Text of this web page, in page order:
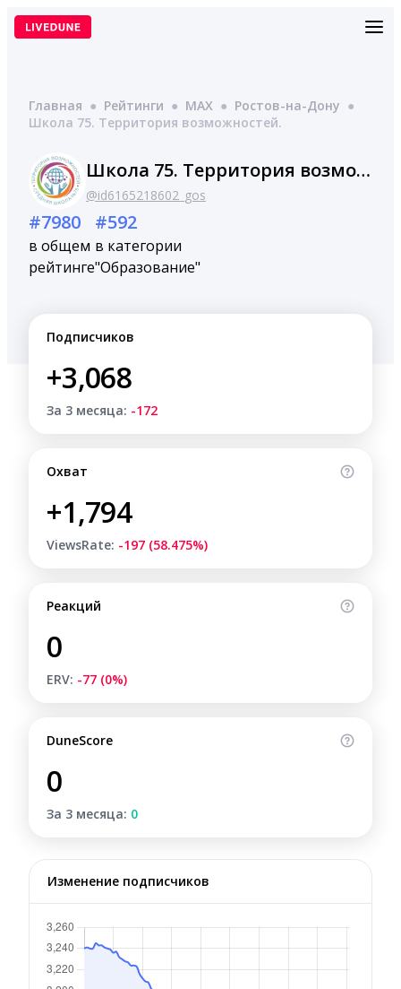
Перейти
Главная ● Рейтинги ● MAX ● Ростов-на-Дону ●
Школа 75. Территория возможностей.
Школа 75. Территория возможностей.
@id6165218602_gos
#7980
в общем
рейтинге
#592
в категории
"Образование"
Подписчиков
+3,068
За 3 месяца: -172
Охват
+1,794
ViewsRate: -197 (58.475%)
Реакций
0
ERV: -77 (0%)
DuneScore
0
За 3 месяца: 0
Изменение подписчиков